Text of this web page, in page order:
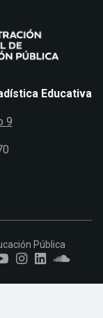
Educativa
9
Pública